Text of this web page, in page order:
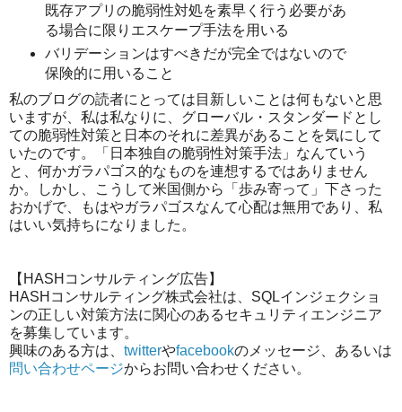
既存アプリの脆弱性対処を素早く行う必要があ
る場合に限りエスケープ手法を用いる
バリデーションはすべきだが完全ではないので
保険的に用いること
私のブログの読者にとっては目新しいことは何もないと思
いますが、私は私なりに、グローバル・スタンダードとし
ての脆弱性対策と日本のそれに差異があることを気にして
いたのです。「日本独自の脆弱性対策手法」なんていう
と、何かガラパゴス的なものを連想するではありません
か。しかし、こうして米国側から「歩み寄って」下さった
おかげで、もはやガラパゴスなんて心配は無用であり、私
はいい気持ちになりました。
【HASHコンサルティング広告】
HASHコンサルティング株式会社は、SQLインジェクショ
ンの正しい対策方法に関心のあるセキュリティエンジニア
を募集しています。
興味のある方は、 twitterやfacebookのメッセージ、あるいは
問い合わせページからお問い合わせください。